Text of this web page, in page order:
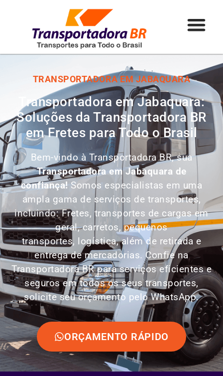
TRANSPORTADORA EM JABAQUARA
Transportadora em Jabaquara:
Soluções da Transportadora BR
em Fretes para Todo o Brasil
Bem-vindo à Transportadora BR, sua
Transportadora em Jabaquara de
confiança! Somos especialistas em uma
ampla gama de serviços de transportes,
incluindo: Fretes, transportes de cargas em
geral, carretos, pequenos
transportes, logística, além de retirada e
entrega de mercadorias. Confie na
Transportadora BR para serviços eficientes e
seguros em todos os seus transportes,
solicite seu orçamento pelo WhatsApp.
ORÇAMENTO RÁPIDO